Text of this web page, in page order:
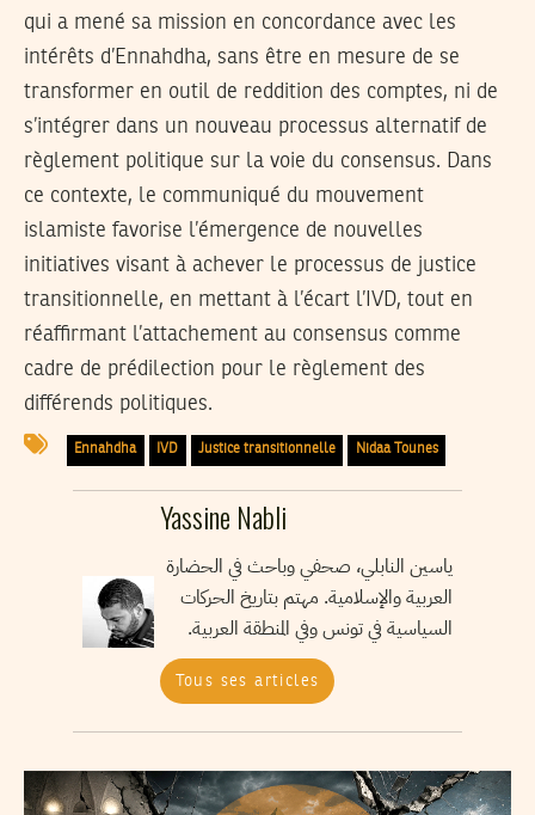
qui a mené sa mission en concordance avec les
intérêts d’Ennahdha, sans être en mesure de se
transformer en outil de reddition des comptes, ni de
s’intégrer dans un nouveau processus alternatif de
règlement politique sur la voie du consensus. Dans
ce contexte, le communiqué du mouvement
islamiste favorise l’émergence de nouvelles
initiatives visant à achever le processus de justice
transitionnelle, en mettant à l’écart l’IVD, tout en
réaffirmant l’attachement au consensus comme
cadre de prédilection pour le règlement des
différends politiques.
Ennahdha IVD Justice transitionnelle Nidaa Tounes
Yassine Nabli
ياسين النابلي، صحفي وباحث في الحضارة
العربية والإسلامية. مهتم بتاريخ الحركات
السياسية في تونس وفي المنطقة العربية.
Tous ses articles